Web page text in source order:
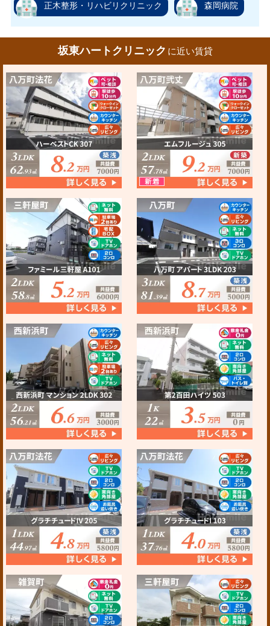
正木整形・リハビリクリニック 森岡病院
坂東ハートクリニック に近い賃貸